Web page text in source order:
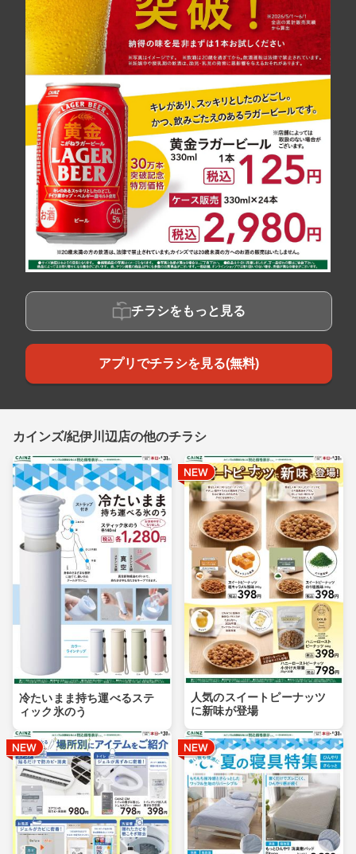
チラシをもっと見る
アプリでチラシを見る(無料)
カインズ/紀伊川辺店の他のチラシ
冷たいまま持ち運べるステ
ィック氷のう
人気のスイートピーナッツ
に新味が登場